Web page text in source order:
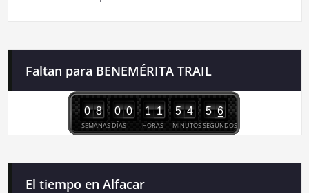
Faltan para BENEMÉRITA TRAIL
SEMANAS
0 8
DÍAS
0 0
HORAS
1 1
MINUTOS
5 4
SEGUNDOS
5 5
6
El tiempo en Alfacar